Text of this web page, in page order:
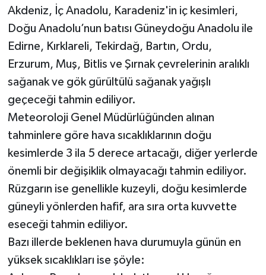
Akdeniz, İç Anadolu, Karadeniz'in iç kesimleri,
Doğu Anadolu’nun batısı Güneydoğu Anadolu ile
Edirne, Kırklareli, Tekirdağ, Bartın, Ordu,
Erzurum, Muş, Bitlis ve Şırnak çevrelerinin aralıklı
sağanak ve gök gürültülü sağanak yağışlı
geçeceği tahmin ediliyor.
Meteoroloji Genel Müdürlüğünden alınan
tahminlere göre hava sıcaklıklarının doğu
kesimlerde 3 ila 5 derece artacağı, diğer yerlerde
önemli bir değişiklik olmayacağı tahmin ediliyor.
Rüzgarın ise genellikle kuzeyli, doğu kesimlerde
güneyli yönlerden hafif, ara sıra orta kuvvette
eseceği tahmin ediliyor.
Bazı illerde beklenen hava durumuyla günün en
yüksek sıcaklıkları ise şöyle: